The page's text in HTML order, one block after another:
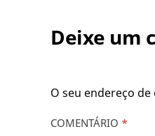
Deixe um
O seu endereço
COMENTÁRIO *